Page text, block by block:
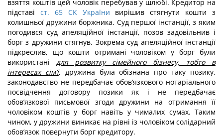
взяття коштів цей чоловік перебував у шлюбі. Кредитор на
підставі ст. 65 СК України вирішив стягнути кошти з
колишньої дружини боржника. Суд першої інстанції, з яким
погодився суд апеляційної інстанції, позов задовільнив і
борг з дружини стягнув. Зокрема суд апеляційної інстанції
підкреслив, що кошти отримані чоловіком у борг були
використані для розвитку сімейного бізнесу, тобто в
інтересах сім’ї, дружина була обізнана про таку позику,
законодавство не передбачає обов’язкового нотаріального
посвідчення договору позики як і не передбачає
обов’язкової письмової згоди дружини на отримання її
чоловіком коштів у борг навіть у чималих сумах. Таким
чином, у дружини виникає на рівні із чоловіком солідарний
обов’язок повернути борг кредитору.